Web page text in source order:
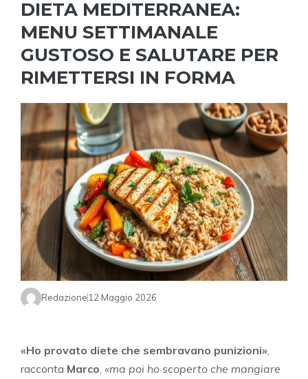
DIETA MEDITERRANEA:
MENU SETTIMANALE
GUSTOSO E SALUTARE PER
RIMETTERSI IN FORMA
Redazione12 Maggio 2026
«Ho provato diete che sembravano punizioni»
racconta Marco «ma poi ho scoperto che mangiare